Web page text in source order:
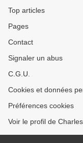
Top articles
Pages
Contact
Signaler un abus
C.G.U.
Cookies et données
Préférences cookies
Voir le profil de